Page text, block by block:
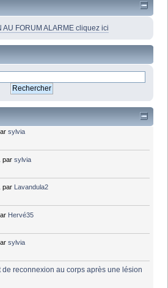
AU FORUM ALARME cliquez ici
sylvia
parsylvia
par Lavandula2
Hervé35
sylvia
de reconnexion au corps après une lésion